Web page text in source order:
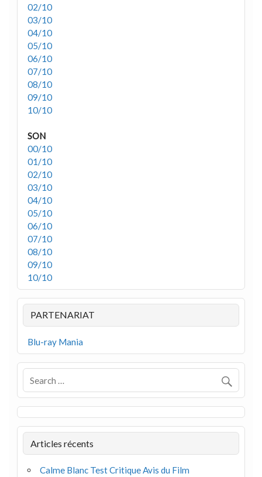
02/10
03/10
04/10
05/10
06/10
07/10
08/10
09/10
10/10
SON
00/10
01/10
02/10
03/10
04/10
05/10
06/10
07/10
08/10
09/10
10/10
PARTENARIAT
Blu-ray Mania
Articles récents
Calme Blanc Test Critique Avis du Film